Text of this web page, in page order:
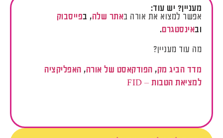
מעניין? יש עוד:
אפשר למצוא את אורה באתר שלה, בפייסבוק
ובאינסטגרם.
מה עוד מעניין?
מדד הביג מק, הפודקאסט של אורה, האפליקציה
למציאת הטבות –
FID